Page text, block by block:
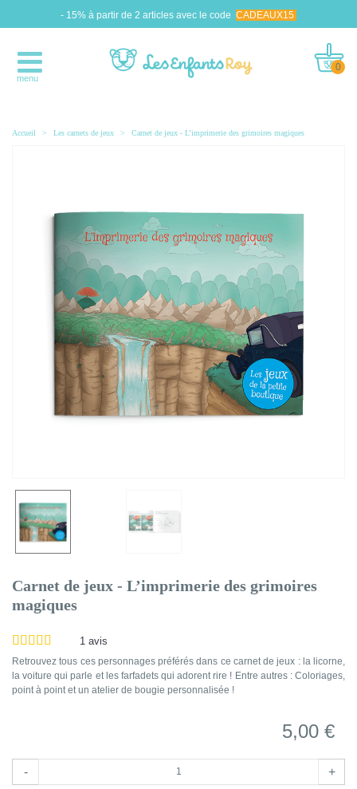
- 15% à partir de 2 articles avec le code CADEAUX15
menu
0
Accueil > Les carnets de jeux > Carnet de jeux - L’imprimerie des grimoires magiques
Carnet de jeux - L’imprimerie des grimoires
magiques
1 avis
Retrouvez tous ces personnages préférés dans ce carnet de jeux : la licorne,
la voiture qui parle et les farfadets qui adorent rire ! Entre autres : Coloriages,
point à point et un atelier de bougie personnalisée !
5,00 €
- +